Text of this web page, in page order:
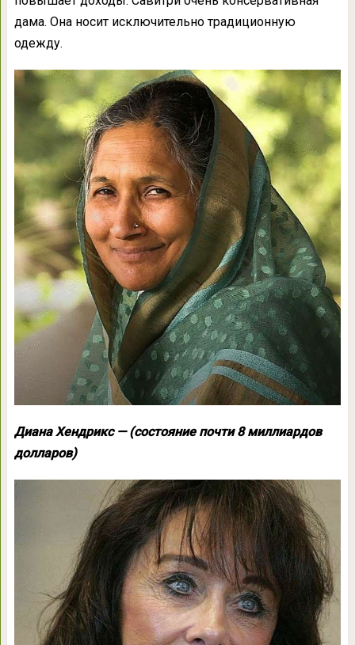
дама. Она носит исключительно традиционную
одежду.
Диана Хендрикс — (состояние почти 8 миллиардов
долларов)